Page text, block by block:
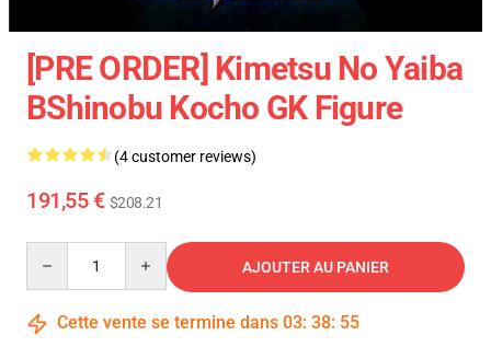
[PRE ORDER] Kimetsu No Yaiba
BShinobu Kocho GK Figure
(4 customer reviews)
191,55 € $208.21
AJOUTER AU PANIER
Cette vente se termine dans 03: 38: 54